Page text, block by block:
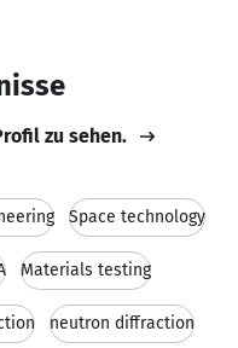
zu sehen.
Space technology
Materials testing
neutron diffraction